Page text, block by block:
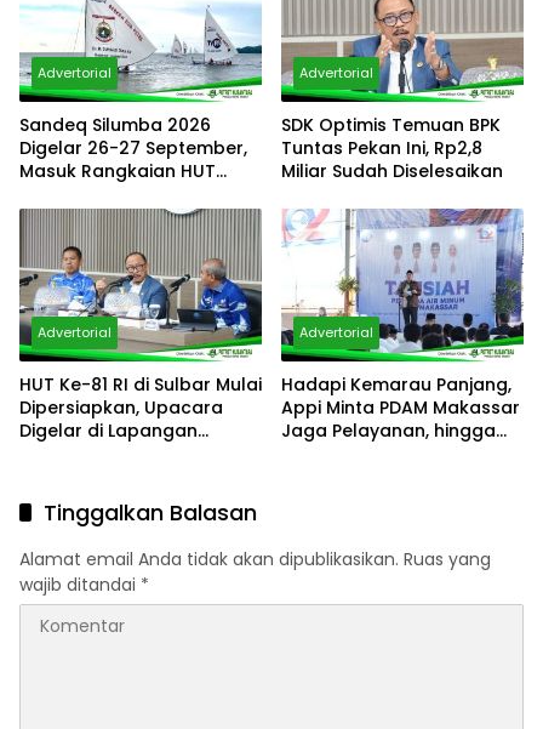
Advertorial
Sandeq Silumba 2026
Digelar 26-27 September,
Masuk Rangkaian HUT
Pertahankan Status KEN
Advertorial
SDK Optimis Temuan BPK
Tuntas Pekan Ini, Rp2,8
Miliar Sudah Diselesaikan
Advertorial
HUT Ke-81 RI di Sulbar Mulai
Dipersiapkan, Upacara
Digelar di Lapangan
Advertorial
Hadapi Kemarau Panjang,
Appi Minta PDAM Makassar
Jaga Pelayanan, hingga
Tinggalkan Balasan
Alamat email Anda tidak akan dipublikasikan. Ruas yang
wajib ditandai *